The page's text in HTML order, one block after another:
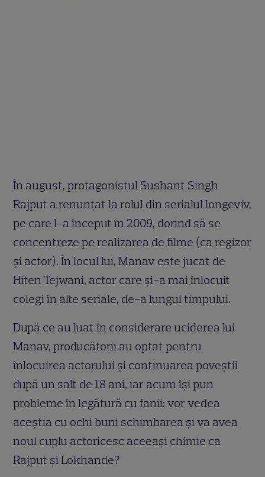
În august, protagonistul Sushant Singh
Rajput a renunţat la rolul din serialul longeviv,
pe care l-a început în 2009, dorind să se
concentreze pe realizarea de filme (ca regizor
şi actor). În locul lui, Manav este jucat de
Hiten Tejwani, actor care şi-a mai înlocuit
colegi în alte seriale, de-a lungul timpului.
După ce au luat în considerare uciderea lui
Manav, producătorii au optat pentru
înlocuirea actorului şi continuarea poveştii
după un salt de 18 ani, iar acum îşi pun
probleme în legătură cu fanii: vor vedea
aceştia cu ochi buni schimbarea şi va avea
noul cuplu actoricesc aceeaşi chimie ca
Rajput şi Lokhande?